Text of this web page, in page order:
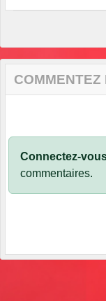
COMMENTEZ
Connectez-
commentaires.